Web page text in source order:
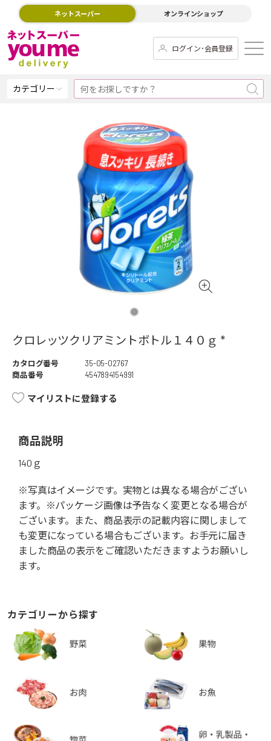
ネットスーパー オンラインショップ
ログイン･会員登録
カテゴリー
クロレッツクリアミントボトル１４０ｇ *
カタログ番号
35-05-02767
商品番号
4547894154991
マイリストに登録する
商品説明
140ｇ
※写真はイメージです。実物とは異なる場合がござい
ます。※パッケージ画像は予告なく変更となる場合が
ございます。また、商品表示の記載内容に関しまして
も変更になっている場合もございます。お手元に届き
ました商品の表示をご確認いただきますようお願いし
ます。
カテゴリーから探す